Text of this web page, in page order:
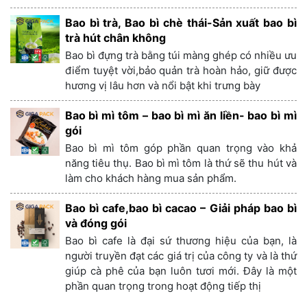
Bao bì trà, Bao bì chè thái-Sản xuất bao bì
trà hút chân không
Bao bì đựng trà bằng túi màng ghép có nhiều ưu
điểm tuyệt vời,bảo quản trà hoàn hảo, giữ được
hương vị lâu hơn và nổi bật khi trưng bày
Bao bì mì tôm – bao bì mì ăn liền- bao bì mì
gói
Bao bì mì tôm góp phần quan trọng vào khả
năng tiêu thụ. Bao bì mì tôm là thứ sẽ thu hút và
làm cho khách hàng mua sản phẩm.
Bao bì cafe,bao bì cacao – Giải pháp bao bì
và đóng gói
Bao bì cafe là đại sứ thương hiệu của bạn, là
người truyền đạt các giá trị của công ty và là thứ
giúp cà phê của bạn luôn tươi mới. Đây là một
phần quan trọng trong hoạt động tiếp thị